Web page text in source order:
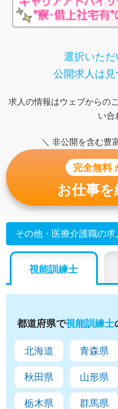
選択いた
公開求人は見
求人の情報はウェブからの
い合
＼ 非公開を含む豊
完全無料
お仕事
その他・医療介護職の求
視能訓練士
都道府県で視能訓練士
北海道 青森県
秋田県 山形県
栃木県 群馬県